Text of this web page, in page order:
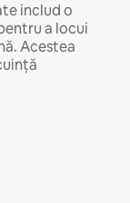
includ o
a locui
Acestea